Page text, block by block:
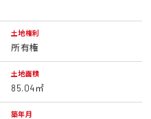
土地権利
所有権
土地面積
85.04㎡
築年月